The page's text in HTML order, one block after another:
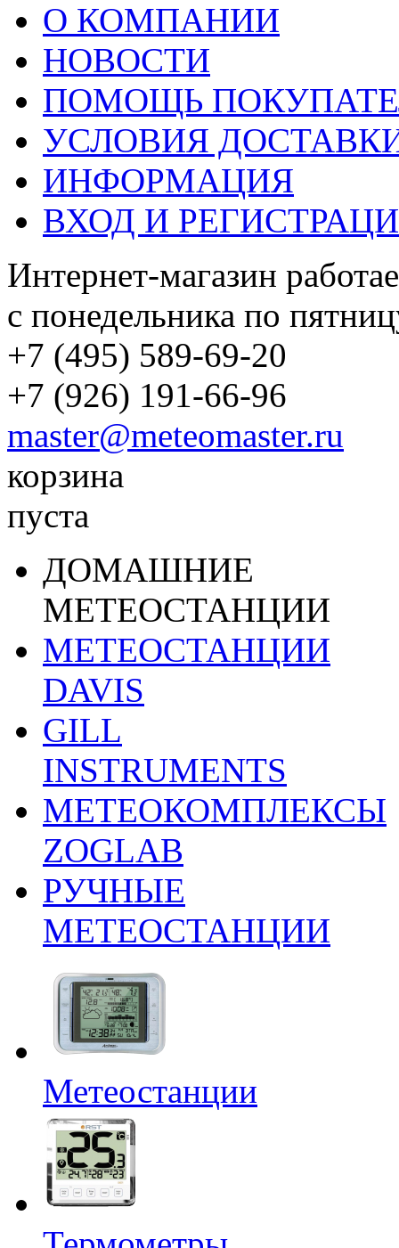
О КОМПАНИИ
НОВОСТИ
ПОМОЩЬ
УСЛОВИЯ
ИНФОРМАЦИЯ
ВХОД И
Интернет-магазин
с понедельника по
+7 (495) 589-69-20
+7 (926) 191-66-96
master@meteomaster.ru
корзина
пуста
ДОМАШНИЕ
МЕТЕОСТАНЦИИ
МЕТЕОСТАНЦИИ
DAVIS
GILL
INSTRUMENTS
МЕТЕОКОМПЛЕКСЫ
ZOGLAB
РУЧНЫЕ
МЕТЕОСТАНЦИИ
Метеостанции